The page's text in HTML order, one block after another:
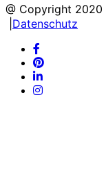
@ Copyright 2020
Datenschutz